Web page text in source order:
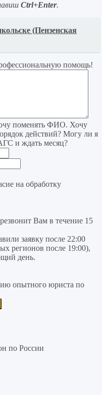
Ctrl+Enter.
(Пензенская
помощь!
поменять ФИО. Хочу
действий? Могу ли я
и ждать месяц?
на обработку
Вам в течение 15
заявку после 22:00
регионов после 19:00),
день.
опытного юриста по
по России